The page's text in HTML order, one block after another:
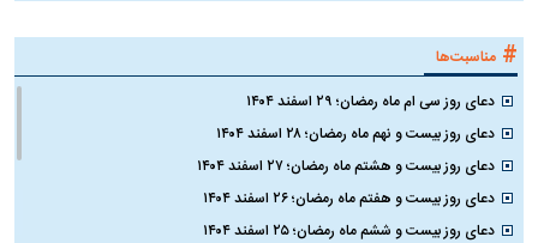
# مناسبت‌ها
دعای روز سی ام ماه رمضان؛ ۲۹ اسفند ۱۴۰۴
دعای روز بیست و نهم ماه رمضان؛ ۲۸ اسفند ۱۴۰۴
دعای روز بیست و هشتم ماه رمضان؛ ۲۷ اسفند ۱۴۰۴
دعای روز بیست و هفتم ماه رمضان؛ ۲۶ اسفند ۱۴۰۴
دعای روز بیست و ششم ماه رمضان؛ ۲۵ اسفند ۱۴۰۴